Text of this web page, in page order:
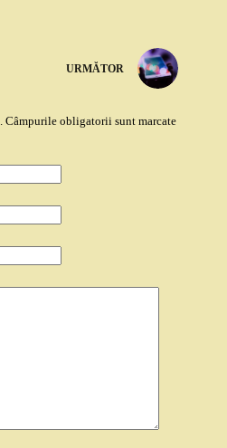
URMĂTOR
Câmpurile obligatorii sunt marcate